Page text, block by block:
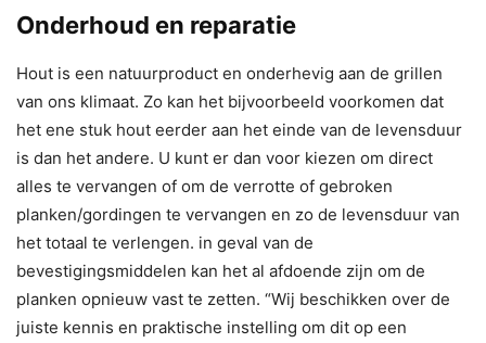
Onderhoud en reparatie
Hout is een natuurproduct en onderhevig aan de grillen
van ons klimaat. Zo kan het bijvoorbeeld voorkomen dat
het ene stuk hout eerder aan het einde van de levensduur
is dan het andere. U kunt er dan voor kiezen om direct
alles te vervangen of om de verrotte of gebroken
planken/gordingen te vervangen en zo de levensduur van
het totaal te verlengen. in geval van de
bevestigingsmiddelen kan het al afdoende zijn om de
planken opnieuw vast te zetten. “Wij beschikken over de
juiste kennis en praktische instelling om dit op een